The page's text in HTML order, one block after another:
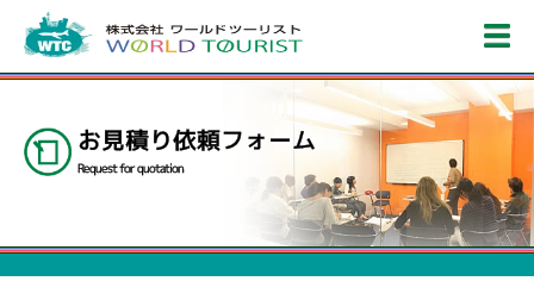
お見積り依頼フォーム
Request for quotation